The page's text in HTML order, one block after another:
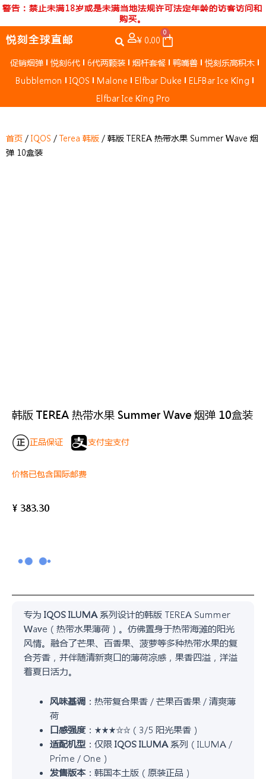
跳
内
警告：禁止未满18岁或是未满当地法规许可法定年龄的访客访问和
购买。
悦刻全球直邮 ¥ 0.00
0
促销烟弹 悦刻6代 6代两颗装 烟杆套餐 鸭嘴兽 悦刻乐高积木
Bubblemon
IQOS Malone Elfbar Duke
ELFBar Ice King
Elfbar Ice King Pro
首页 / IQOS / Terea 韩版 / 韩版 TEREA 热带水果 Summer Wave 烟
弹 10盒装
韩版 TEREA 热带水果 Summer Wave 烟弹 10盒装
正品保证 支付宝支付
价格已包含国际邮费
¥ 383.30
专为 IQOS ILUMA系列设计的韩版 TEREA Summer
Wave（热带水果薄荷）。仿佛置身于热带海滩的阳光
风情。融合了芒果、百香果、菠萝等多种热带水果的复
合芳香，并伴随清新爽口的薄荷凉感，果香四溢，洋溢
着夏日活力。
风味基调：热带复合果香 / 芒果百香果 / 清爽薄
荷
口感强度：★★★☆☆（3/5 阳光果香）
适配机型：仅限 IQOS ILUMA系列（ILUMA /
Prime / One）
发售版本：韩国本土版（原装正品）